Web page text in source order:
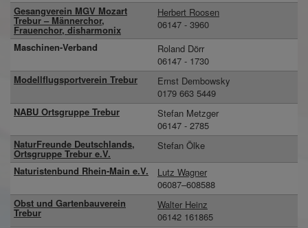
Gesangverein MGV Mozart
Trebur – Männerchor,
Frauenchor, disharmonix
Herbert Roosen
06147 - 3960
Maschinen-Verband
Roland Dörr
06147 - 1730
Modellflugsportverein Trebur
Ernst Dembowsky
0179 663 5449
NABU Ortsgruppe Trebur
Stefan Metzger
06147 - 2785
NaturFreunde Deutschlands,
Ortsgruppe Trebur e.V.
Stefan Ölke
Naturistenbund Rhein-Main e.V.
Lutz Wagner
06087–608588
Obst und Gartenbauverein
Trebur
Walter Heinz
06142 161865